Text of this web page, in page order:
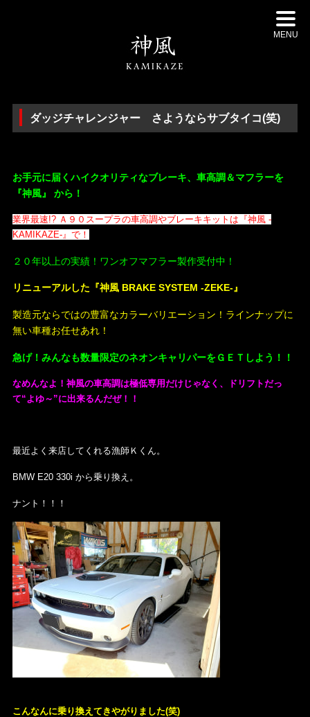
MENU
ダッジチャレンジャー さようならサブタイコ(笑)
お手元に届くハイクオリティなブレーキ、車高調＆マフラーを
『神風』 から！
業界最速!? Ａ９０スープラの車高調やブレーキキットは 『神風 -
KAMIKAZE-』で！
２０年以上の実績！ワンオフマフラー製作受付中！
リニューアルした『神風 BRAKE SYSTEM -ZEKE-』
製造元ならではの豊富なカラーバリエーション！ラインナップに
無い車種お任せあれ！
急げ！みんなも数量限定のネオンキャリパーをＧＥＴしよう！！
なめんなよ！神風の車高調は極低専用だけじゃなく、ドリフトだっ
て“よゆ～”に出来るんだぜ！！
最近よく来店してくれる漁師Ｋくん。
BMW E20 330i から乗り換え。
ナント！！！
こんなんに乗り換えてきやがりました(笑)